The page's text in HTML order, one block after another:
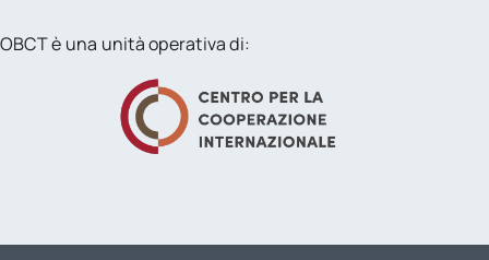
OBCT è una unità operativa di: